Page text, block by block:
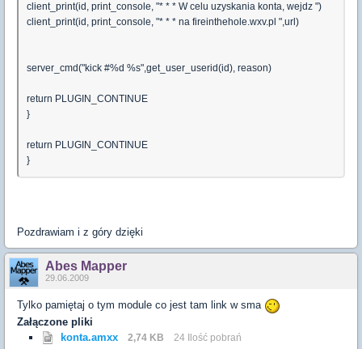
client_print(id, print_console, "* * * W celu uzyskania konta, wejdz ")
client_print(id, print_console, "* * * na fireinthehole.wxv.pl ",url)
server_cmd("kick #%d %s",get_user_userid(id), reason)
return PLUGIN_CONTINUE
}
return PLUGIN_CONTINUE
}
Pozdrawiam i z góry dzięki
Abes Mapper
29.06.2009
Tylko pamiętaj o tym module co jest tam link w sma
Załączone pliki
konta.amxx
2,74 KB 24 Ilość pobrań